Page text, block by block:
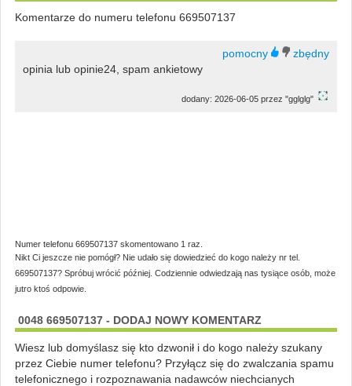
Komentarze do numeru telefonu 669507137
opinia lub opinie24, spam ankietowy
dodany: 2026-06-05 przez "gglglg"
Numer telefonu 669507137 skomentowano 1 raz.
Nikt Ci jeszcze nie pomógł? Nie udało się dowiedzieć do kogo należy nr tel.
669507137? Spróbuj wrócić później. Codziennie odwiedzają nas tysiące osób, może
jutro ktoś odpowie.
0048 669507137 - DODAJ NOWY KOMENTARZ
Wiesz lub domyślasz się kto dzwonił i do kogo należy szukany
przez Ciebie numer telefonu? Przyłącz się do zwalczania spamu
telefonicznego i rozpoznawania nadawców niechcianych